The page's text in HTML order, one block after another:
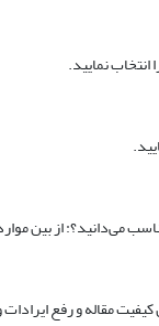
نمایید.
می‌دانید؟: از بین
مقاله و رفع ایرادات